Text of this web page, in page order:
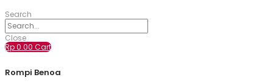
Search
Close
Rp0.00 Cart
Rompi Benoa